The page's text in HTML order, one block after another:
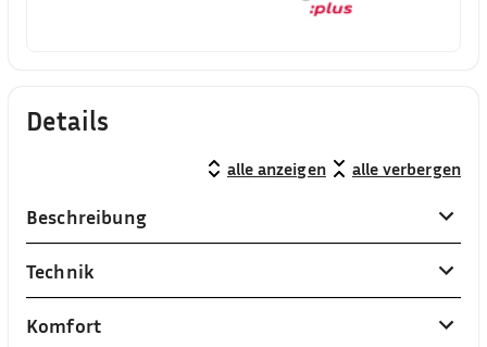
Details
alle anzeigen alle verbergen
Beschreibung
Technik
Komfort